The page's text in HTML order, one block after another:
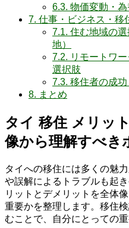
6.3. 物価変動・
7. 仕事・ビジネス・移
7.1. 住む地域の
地）
7.2. リモートワ
選択肢
7.3. 移住者の成功
8. まとめ
タイ 移住 メリッ
像から理解すべき
タイへの移住には多くの魅
や誤解によるトラブルも起
リットとデメリットを全体
重要かを整理します。移住
むことで、自分にとっての